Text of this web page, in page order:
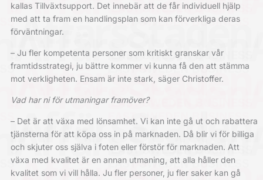
kallas Tillväxtsupport. Det innebär att de får individuell hjälp
med att ta fram en handlingsplan som kan förverkliga deras
förväntningar.
– Ju fler kompetenta personer som kritiskt granskar vår
framtidsstrategi, ju bättre kommer vi kunna få den att stämma
mot verkligheten. Ensam är inte stark, säger Christoffer.
Vad har ni för utmaningar framöver?
– Det är att växa med lönsamhet. Vi kan inte gå ut och rabattera
tjänsterna för att köpa oss in på marknaden. Då blir vi för billiga
och skjuter oss själva i foten eller förstör för marknaden. Att
växa med kvalitet är en annan utmaning, att alla håller den
kvalitet som vi vill hålla. Ju fler personer, ju fler saker kan gå